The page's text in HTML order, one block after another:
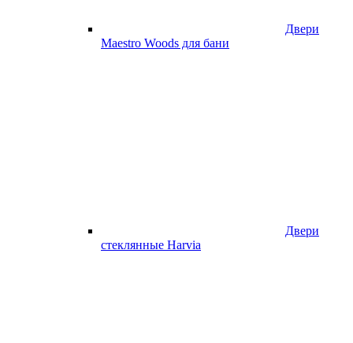
Двери
Maestro Woods для бани
Двери
стеклянные Harvia